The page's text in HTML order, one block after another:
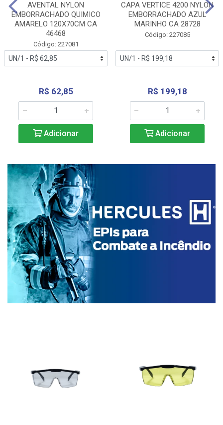
AVENTAL NYLON
EMBORRACHADO QUIMICO
AMARELO 120X70CM CA
46468
Código: 227081
R$ 62,85
Adicionar
CAPA VERTICE 4200 NYLON
EMBORRACHADO AZUL
MARINHO CA 28728
Código: 227085
R$ 199,18
Adicionar